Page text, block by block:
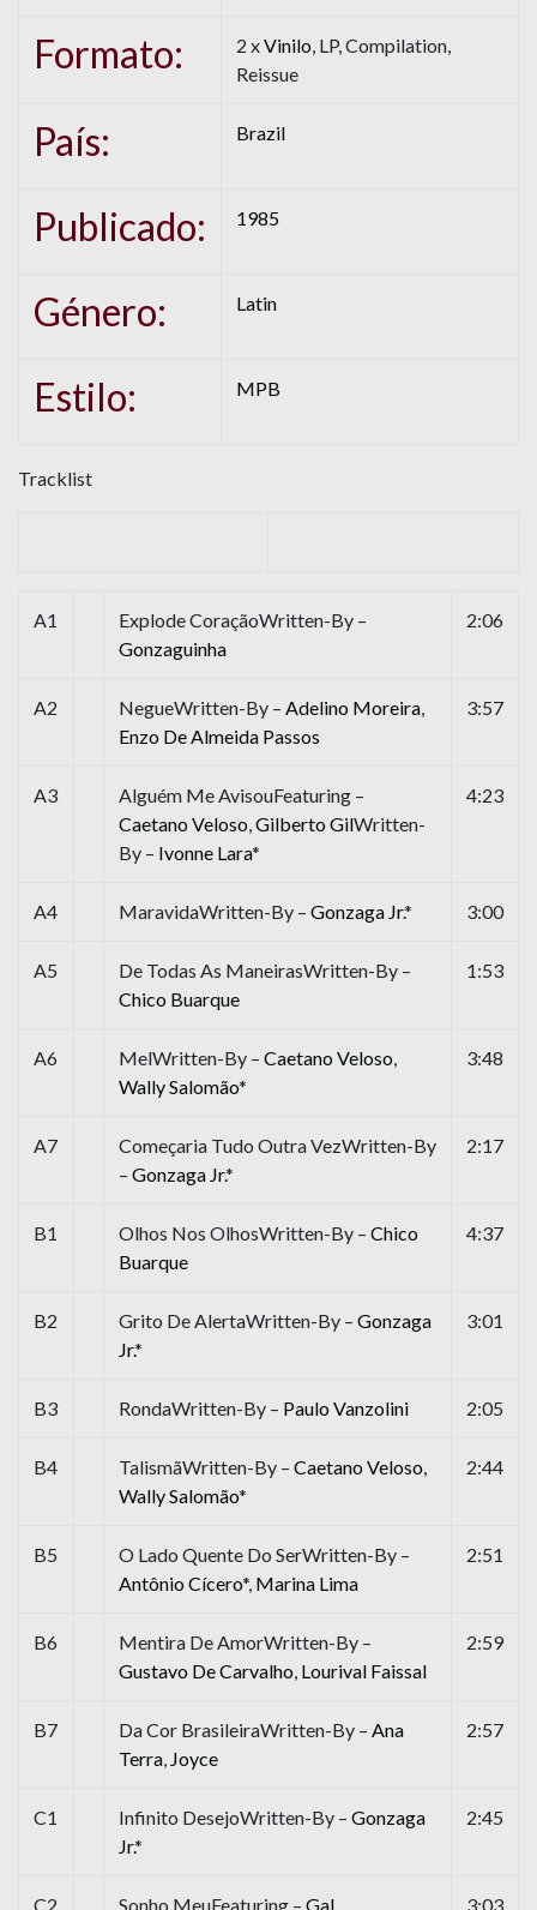
Formato: 2 xVinilo, LP, Compilation,
Reissue
País: Brazil
Publicado: 1985
Género: Latin
Estilo: MPB
Tracklist
A1
Explode CoraçãoWritten-By –
Gonzaguinha
2:06
A2 NegueWritten-By – Adelino Moreira,
Enzo De Almeida Passos
3:57
A3
Alguém Me AvisouFeaturing –
Caetano Veloso,Gilberto GilWritten-
By – Ivonne Lara*
4:23
A4 MaravidaWritten-By – Gonzaga Jr.* 3:00
A5
De Todas As ManeirasWritten-By –
Chico Buarque
1:53
A6 MelWritten-By – Caetano Veloso,
Wally Salomão*
3:48
A7
Começaria Tudo Outra VezWritten-By
– Gonzaga Jr.*
2:17
B1 Olhos Nos OlhosWritten-By – Chico
Buarque
4:37
B2 Grito De AlertaWritten-By – Gonzaga
Jr.*
3:01
B3 RondaWritten-By – Paulo Vanzolini 2:05
B4 TalismãWritten-By – Caetano Veloso,
Wally Salomão*
2:44
B5
O Lado Quente Do SerWritten-By –
Antônio Cícero*, Marina Lima
2:51
B6
Mentira De AmorWritten-By –
Gustavo De Carvalho, Lourival Faissal
2:59
B7 Da Cor BrasileiraWritten-By – Ana
Terra, Joyce
2:57
C1 Infinito DesejoWritten-By – Gonzaga
Jr.*
2:45
C2 Sonho MeuFeaturing – Gal 3:03